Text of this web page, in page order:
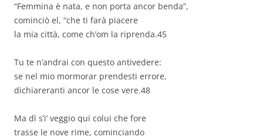
“Femmina è nata, e non porta ancor benda”,
cominciò el, “che ti farà piacere
la mia città, come ch’om la riprenda.45
Tu te n’andrai con questo antivedere:
se nel mio mormorar prendesti errore,
dichiareranti ancor le cose vere.48
Ma dì s’i’ veggio qui colui che fore
trasse le nove rime, cominciando